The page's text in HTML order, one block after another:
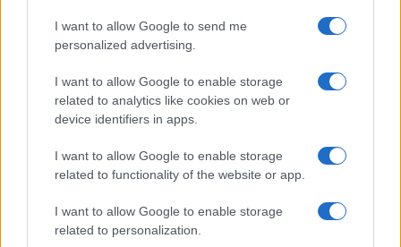
I want to allow Google to send me
personalized advertising.
I want to allow Google to enable storage
related to analytics like cookies on web or
device identifiers in apps.
I want to allow Google to enable storage
related to functionality of the website or app.
I want to allow Google to enable storage
related to personalization.
Bocciature scolastiche: i casi giudiziari che hanno
Marco Tessari · 3 Ago 2026
PIÙ LETTI
Scopri le Olimpiadi Milano Cortina: Sport, Cultura e
Innovazione per un Futuro Sostenibile